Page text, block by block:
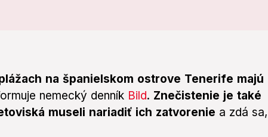
na španielskom ostrove Tenerife majú
nemecký denník Bild. Znečistenie je také
museli nariadiť ich zatvorenie a zdá sa,